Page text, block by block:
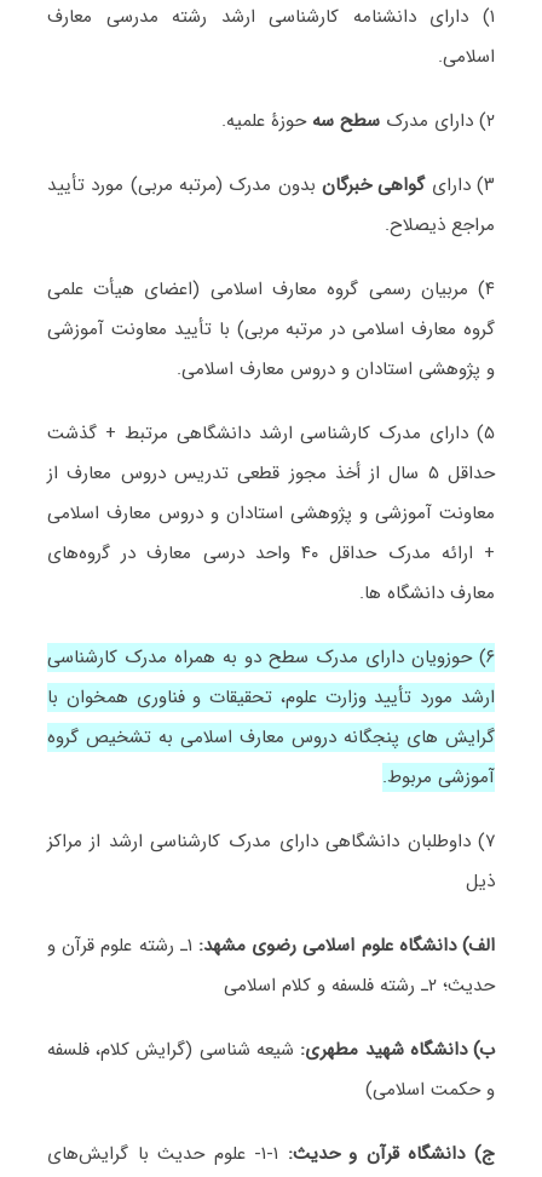
۱) دارای دانشنامه کارشناسی ارشد رشته مدرسی معارف
اسلامی.
۲) دارای مدرک سطح سه حوزۀ علمیه.
۳) دارای گواهی خبرگانبدون مدرک (مرتبه مربی) مورد تأیید
مراجع ذیصلاح.
۴) مربیان رسمی گروه معارف اسلامی (اعضای هیأت علمی
گروه معارف اسلامی در مرتبه مربی) با تأیید معاونت آموزشی
و پژوهشی استادان و دروس معارف اسلامی.
۵) دارای مدرک کارشناسی ارشد دانشگاهی مرتبط + گذشت
حداقل ۵ سال از أخذ مجوز قطعی تدریس دروس معارف از
معاونت آموزشی و پژوهشی استادان و دروس معارف اسلامی
+ ارائه مدرک حداقل ۴۰ واحد درسی معارف در ﮔروه‌های
معارف دانشگاه ها.
۶) حوزویان دارای مدرک سطح دو به همراه مدرک کارشناسی
ارشد مورد تأیید وزارت علوم، تحقیقات و فناوری همخوان با
گرایش های پنجگانه دروس معارف اسلامی به تشخیص گروه
آموزشی مربوط.
۷) داوطلبان دانشگاهی دارای مدرک کارشناسی ارشد از مراکز
ذیل
الف) دانشگاه علوم اسلامی رضوی مشهد: ۱ـ رشته علوم قرآن و
حدیث؛ ۲ـ رشته فلسفه و کلام اسلامی
ب) دانشگاه شهید مطهری: شیعه شناسی (گرایش کلام، فلسفه
و حکمت اسلامی)
ج) دانشگاه قرآن و حدیث:
۱-۱- علوم حدیث با گرایش‌های